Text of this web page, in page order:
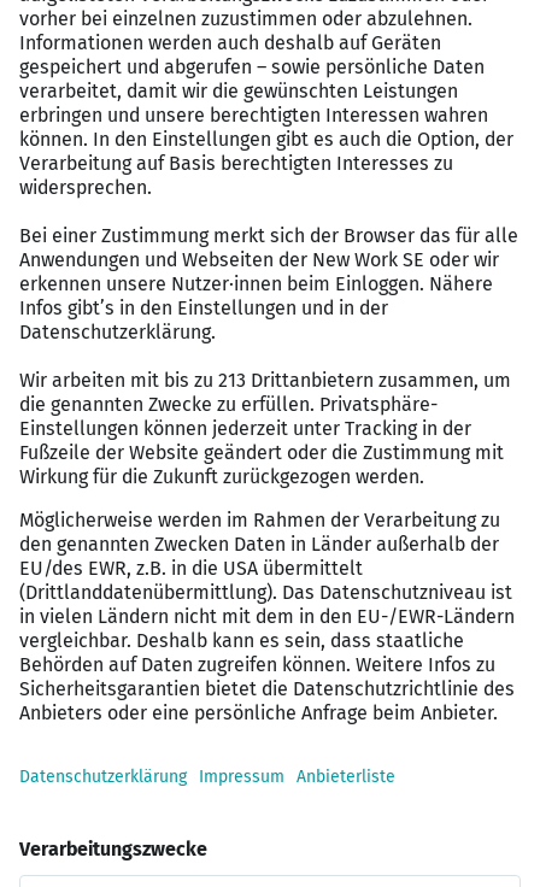
Das sind Ihre Benefits bei diesem
SAP Job
EinTOP-Arbeitgeberin der Region und ein
motiviertesSAP EWM Team
Ein kontinuierliches Weiterbildungsangebot für
Ihre Entwicklung und fachliche Expertise
Attraktives Gehaltspaket von bis zu95.000 EUR
p.a., je nach SAP EWM Entwicklungserfahrung
Flexible Arbeitszeiten
Sport- und Fitnesskurse
Jobrad
Jobticket
Eine ausgezeichnete Kantine
Verschiedene Zuschüsse und Zusatzleistungen
Ihre persönliche SAP-
Personalberaterin